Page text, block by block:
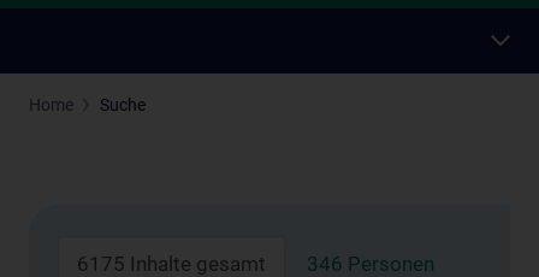
Home Suche
6175 Inhalte gesamt 346 Personen